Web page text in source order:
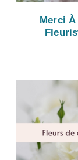
Merci À